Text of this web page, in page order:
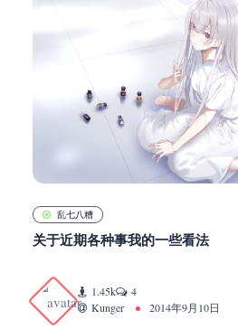
乱七八糟
关于近期各种事我的一些看法
1.45k
4
Kunger
2014年9月10日